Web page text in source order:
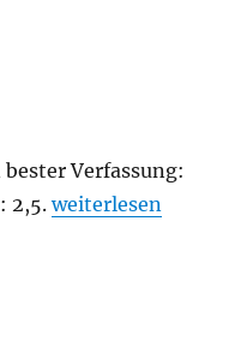
Verfassung:
2,5.„Kreisklasse
weiterlesen